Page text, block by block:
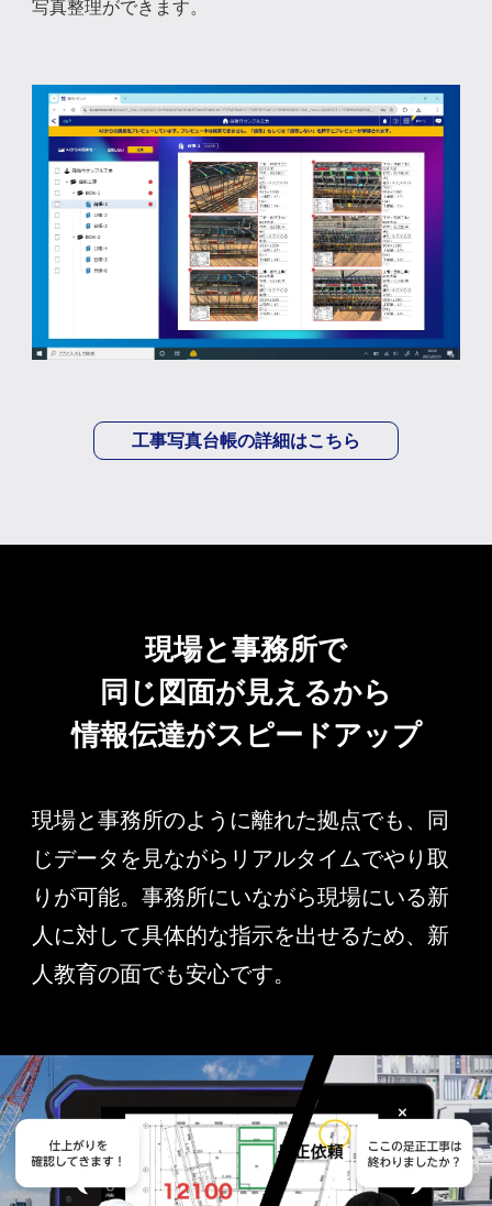
写真整理ができます。
工事写真台帳の詳細はこちら
現場と事務所で
同じ図面が見えるから
情報伝達がスピードアップ
現場と事務所のように離れた拠点でも、同
じデータを見ながらリアルタイムでやり取
りが可能。事務所にいながら現場にいる新
人に対して具体的な指示を出せるため、新
人教育の面でも安心です。